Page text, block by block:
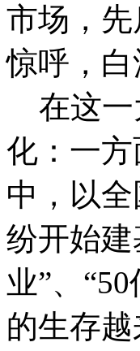
市场，
惊呼，
在这一
化：一方
中，以
纷开始
业”、
的生存越